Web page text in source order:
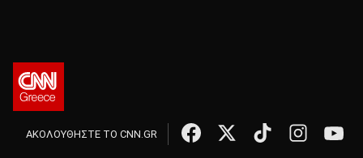
ΑΚΟΛΟΥΘΗΣΤΕ ΤΟ CNN.GR